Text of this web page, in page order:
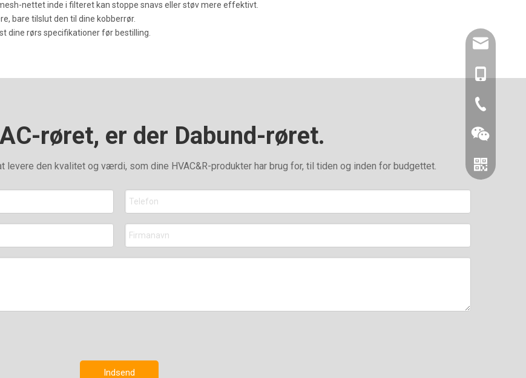
nettet inde i filteret kan stoppe snavs eller støv mere effektivt.
bare tilslut den til dine kobberrør.
dine rørs specifikationer før bestilling.
røret, er der Dabund-røret.
den kvalitet og værdi, som dine HVAC&R-produkter har brug for, til tiden og inden for budgettet.
Indsend
86-